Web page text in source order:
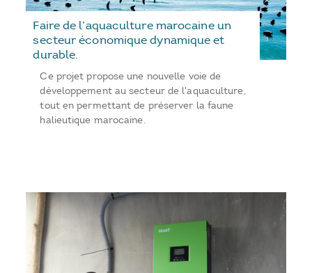
Faire de l’aquaculture marocaine un
secteur économique dynamique et
durable.
Ce projet propose une nouvelle voie de
développement au secteur de l'aquaculture,
tout en permettant de préserver la faune
halieutique marocaine.